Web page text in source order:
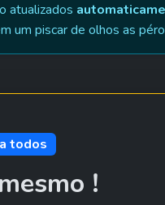
atualizados
um piscar de olhos as
todos
!